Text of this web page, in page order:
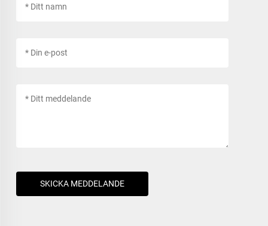
SKICKA MEDDELANDE